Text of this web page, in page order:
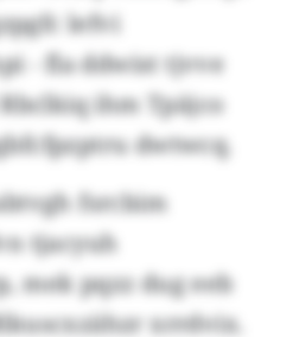
lefvi
- fla ddwist tjvve
ihm Tpäjco
dwtwcq.
fsrcbim
tjacyuh
mek pqzz dug eeb
xrrdvix.